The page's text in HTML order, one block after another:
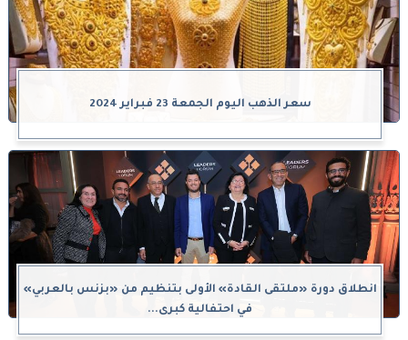
سعر الذهب اليوم الجمعة 23 فبراير 2024
انطلاق دورة «ملتقى القادة» الأولى بتنظيم من «بزنس بالعربي»
في احتفالية كبرى...